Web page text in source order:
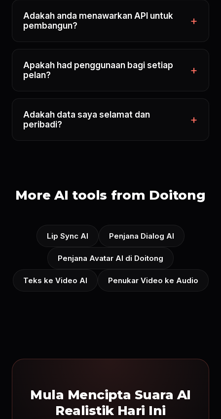
Adakah anda menawarkan API untuk
pembangun?
Apakah had penggunaan bagi setiap
pelan?
Adakah data saya selamat dan
peribadi?
More AI tools from Doitong
Lip Sync AI Penjana Dialog AI
Penjana Avatar AI di Doitong
Teks ke Video AI Penukar Video ke Audio
Mula Mencipta Suara AI
Realistik Hari Ini